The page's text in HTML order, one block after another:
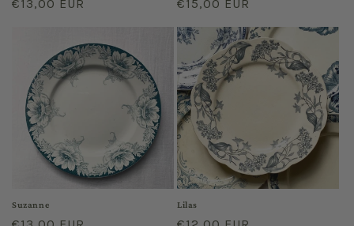
Regular
€13,00 EUR
Regular
€15,00 EUR
Suzanne Lilas